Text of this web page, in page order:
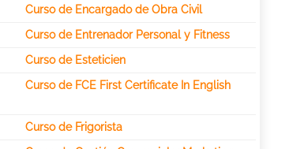
Curso de Encargado de Obra Civil
Curso de Entrenador Personal y Fitness
Curso de Esteticien
Curso de FCE First Certificate In English
Curso de Frigorista